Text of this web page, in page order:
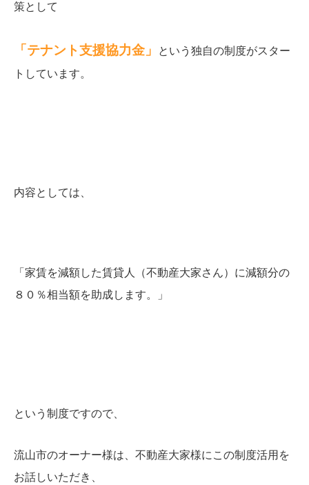
策として
「テナント支援協力金」
という独自の制度がスター
トしています。
内容としては、
「家賃を減額した賃貸人（不動産大家さん）に減額分の
８０％相当額を助成します。」
という制度ですので、
流山市のオーナー様は、不動産大家様にこの制度活用を
お話しいただき、